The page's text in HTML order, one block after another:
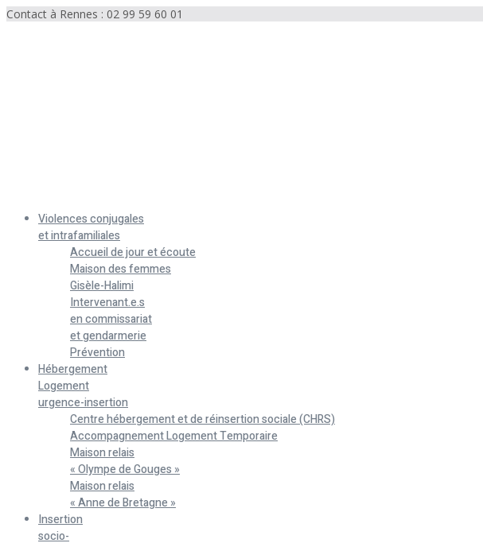
Contact à Rennes : 02 99 59 60 01
Violences conjugales
et intrafamiliales
Accueil de jour et écoute
Maison des femmes
Gisèle-Halimi
Intervenant.e.s
en commissariat
et gendarmerie
Prévention
Hébergement
Logement
urgence-insertion
Centre hébergement et de réinsertion sociale (CHRS)
Accompagnement Logement Temporaire
Maison relais
« Olympe de Gouges »
Maison relais
« Anne de Bretagne »
Insertion
socio-